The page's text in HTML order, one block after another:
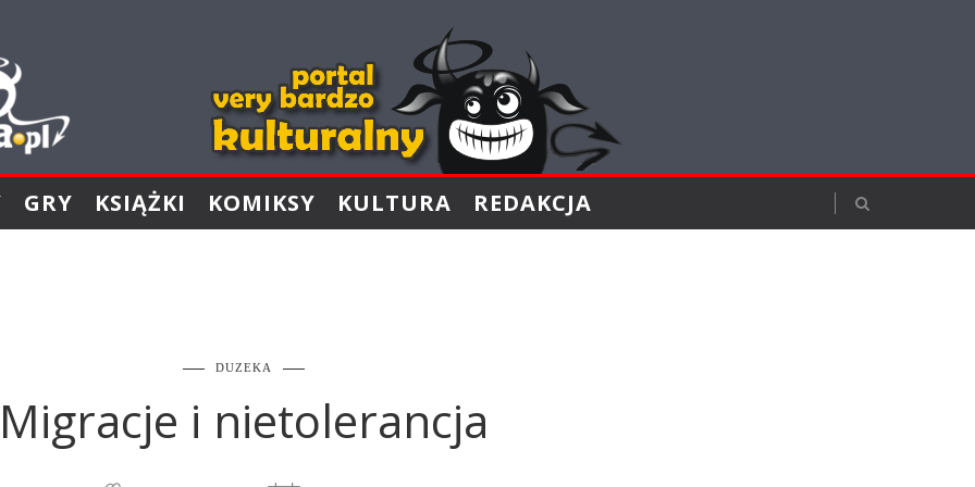
GRY KSIĄŻKI KOMIKSY KULTURA REDAKCJA
DUZEKA
Migracje i nietolerancja